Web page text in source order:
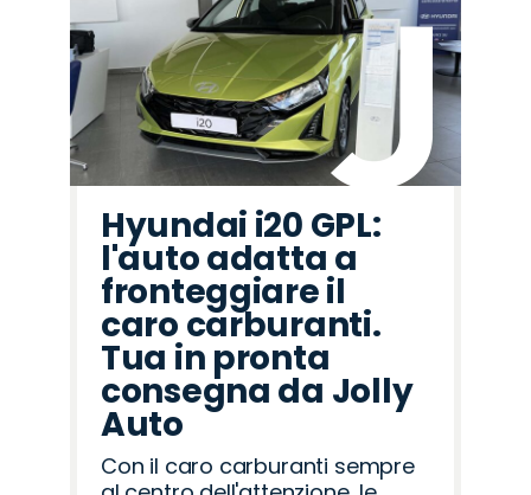
Hyundai i20 GPL:
l'auto adatta a
fronteggiare il
caro carburanti.
Tua in pronta
consegna da Jolly
Auto
Con il caro carburanti sempre